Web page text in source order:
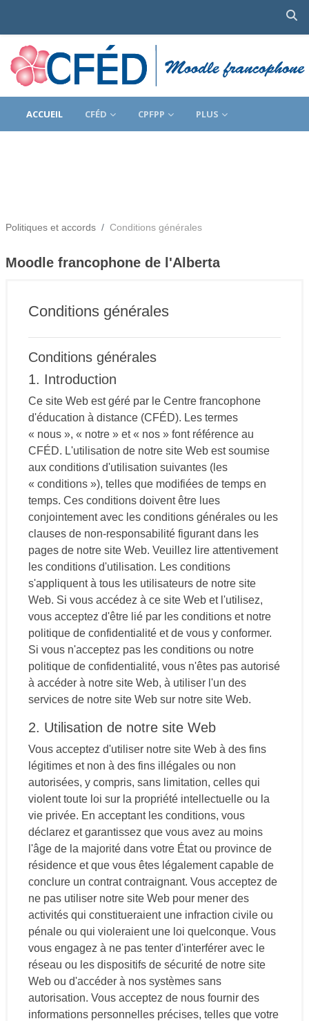
ACCUEIL CFÉD CPFPP PLUS
Politiques et accords Conditions générales
Moodle francophone de l'Alberta
Conditions générales
Conditions générales
1. Introduction
Ce site Web est géré par le Centre francophone
d'éducation à distance (CFÉD). Les termes
« nous », « notre » et « nos » font référence au
CFÉD. L'utilisation de notre site Web est soumise
aux conditions d'utilisation suivantes (les
« conditions »), telles que modifiées de temps en
temps. Ces conditions doivent être lues
conjointement avec les conditions générales ou les
clauses de non-responsabilité figurant dans les
pages de notre site Web. Veuillez lire attentivement
les conditions d'utilisation. Les conditions
s'appliquent à tous les utilisateurs de notre site
Web. Si vous accédez à ce site Web et l'utilisez,
vous acceptez d'être lié par les conditions et notre
politique de confidentialité et de vous y conformer.
Si vous n'acceptez pas les conditions ou notre
politique de confidentialité, vous n'êtes pas autorisé
à accéder à notre site Web, à utiliser l'un des
services de notre site Web sur notre site Web.
2. Utilisation de notre site Web
Vous acceptez d'utiliser notre site Web à des fins
légitimes et non à des fins illégales ou non
autorisées, y compris, sans limitation, celles qui
violent toute loi sur la propriété intellectuelle ou la
vie privée. En acceptant les conditions, vous
déclarez et garantissez que vous avez au moins
l'âge de la majorité dans votre État ou province de
résidence et que vous êtes légalement capable de
conclure un contrat contraignant. Vous acceptez de
ne pas utiliser notre site Web pour mener des
activités qui constitueraient une infraction civile ou
pénale ou qui violeraient une loi quelconque. Vous
vous engagez à ne pas tenter d'interférer avec le
réseau ou les dispositifs de sécurité de notre site
Web ou d'accéder à nos systèmes sans
autorisation. Vous acceptez de nous fournir des
informations personnelles précises, telles que votre